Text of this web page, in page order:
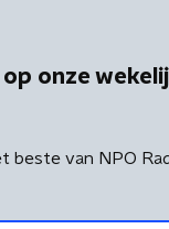
onze
beste van NPO